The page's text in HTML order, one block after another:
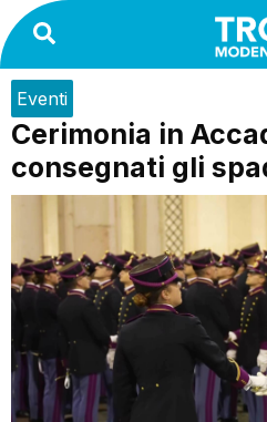
Eventi
Cerimonia in
consegnati gli